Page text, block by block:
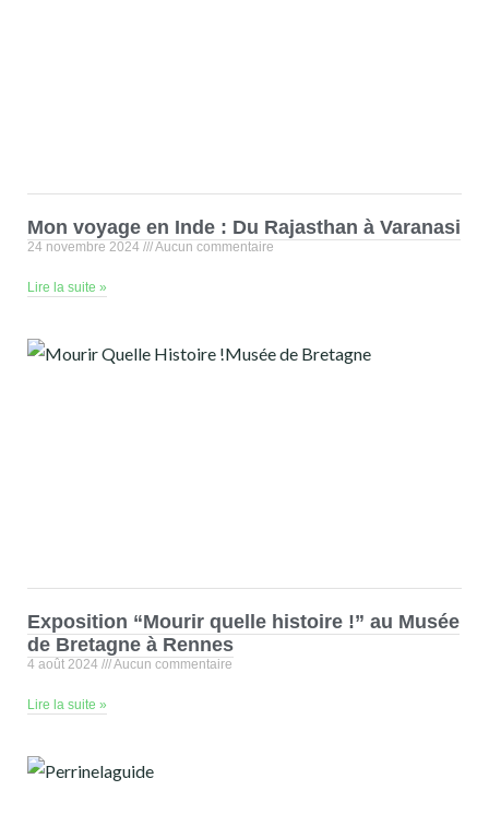
Mon voyage en Inde : Du Rajasthan à Varanasi
24 novembre 2024 Aucun commentaire
Lire la suite »
Exposition “Mourir quelle histoire !” au Musée
de Bretagne à Rennes
4 août 2024 Aucun commentaire
Lire la suite »